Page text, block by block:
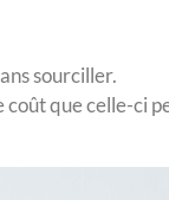
sourciller.
que celle-ci